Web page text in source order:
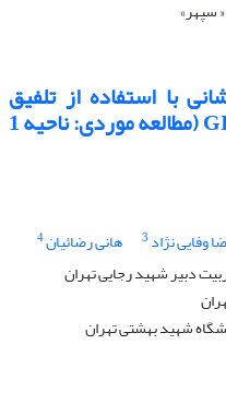
با استفاده از تلفیق
منطقFuzzy و AHP در محیط GIS (مطالعه موردی: ناحیه 1
وفایی نژاد 3 هانی رضائیان4
دبیر شهید رجایی تهران
شهید بهشتی تهران